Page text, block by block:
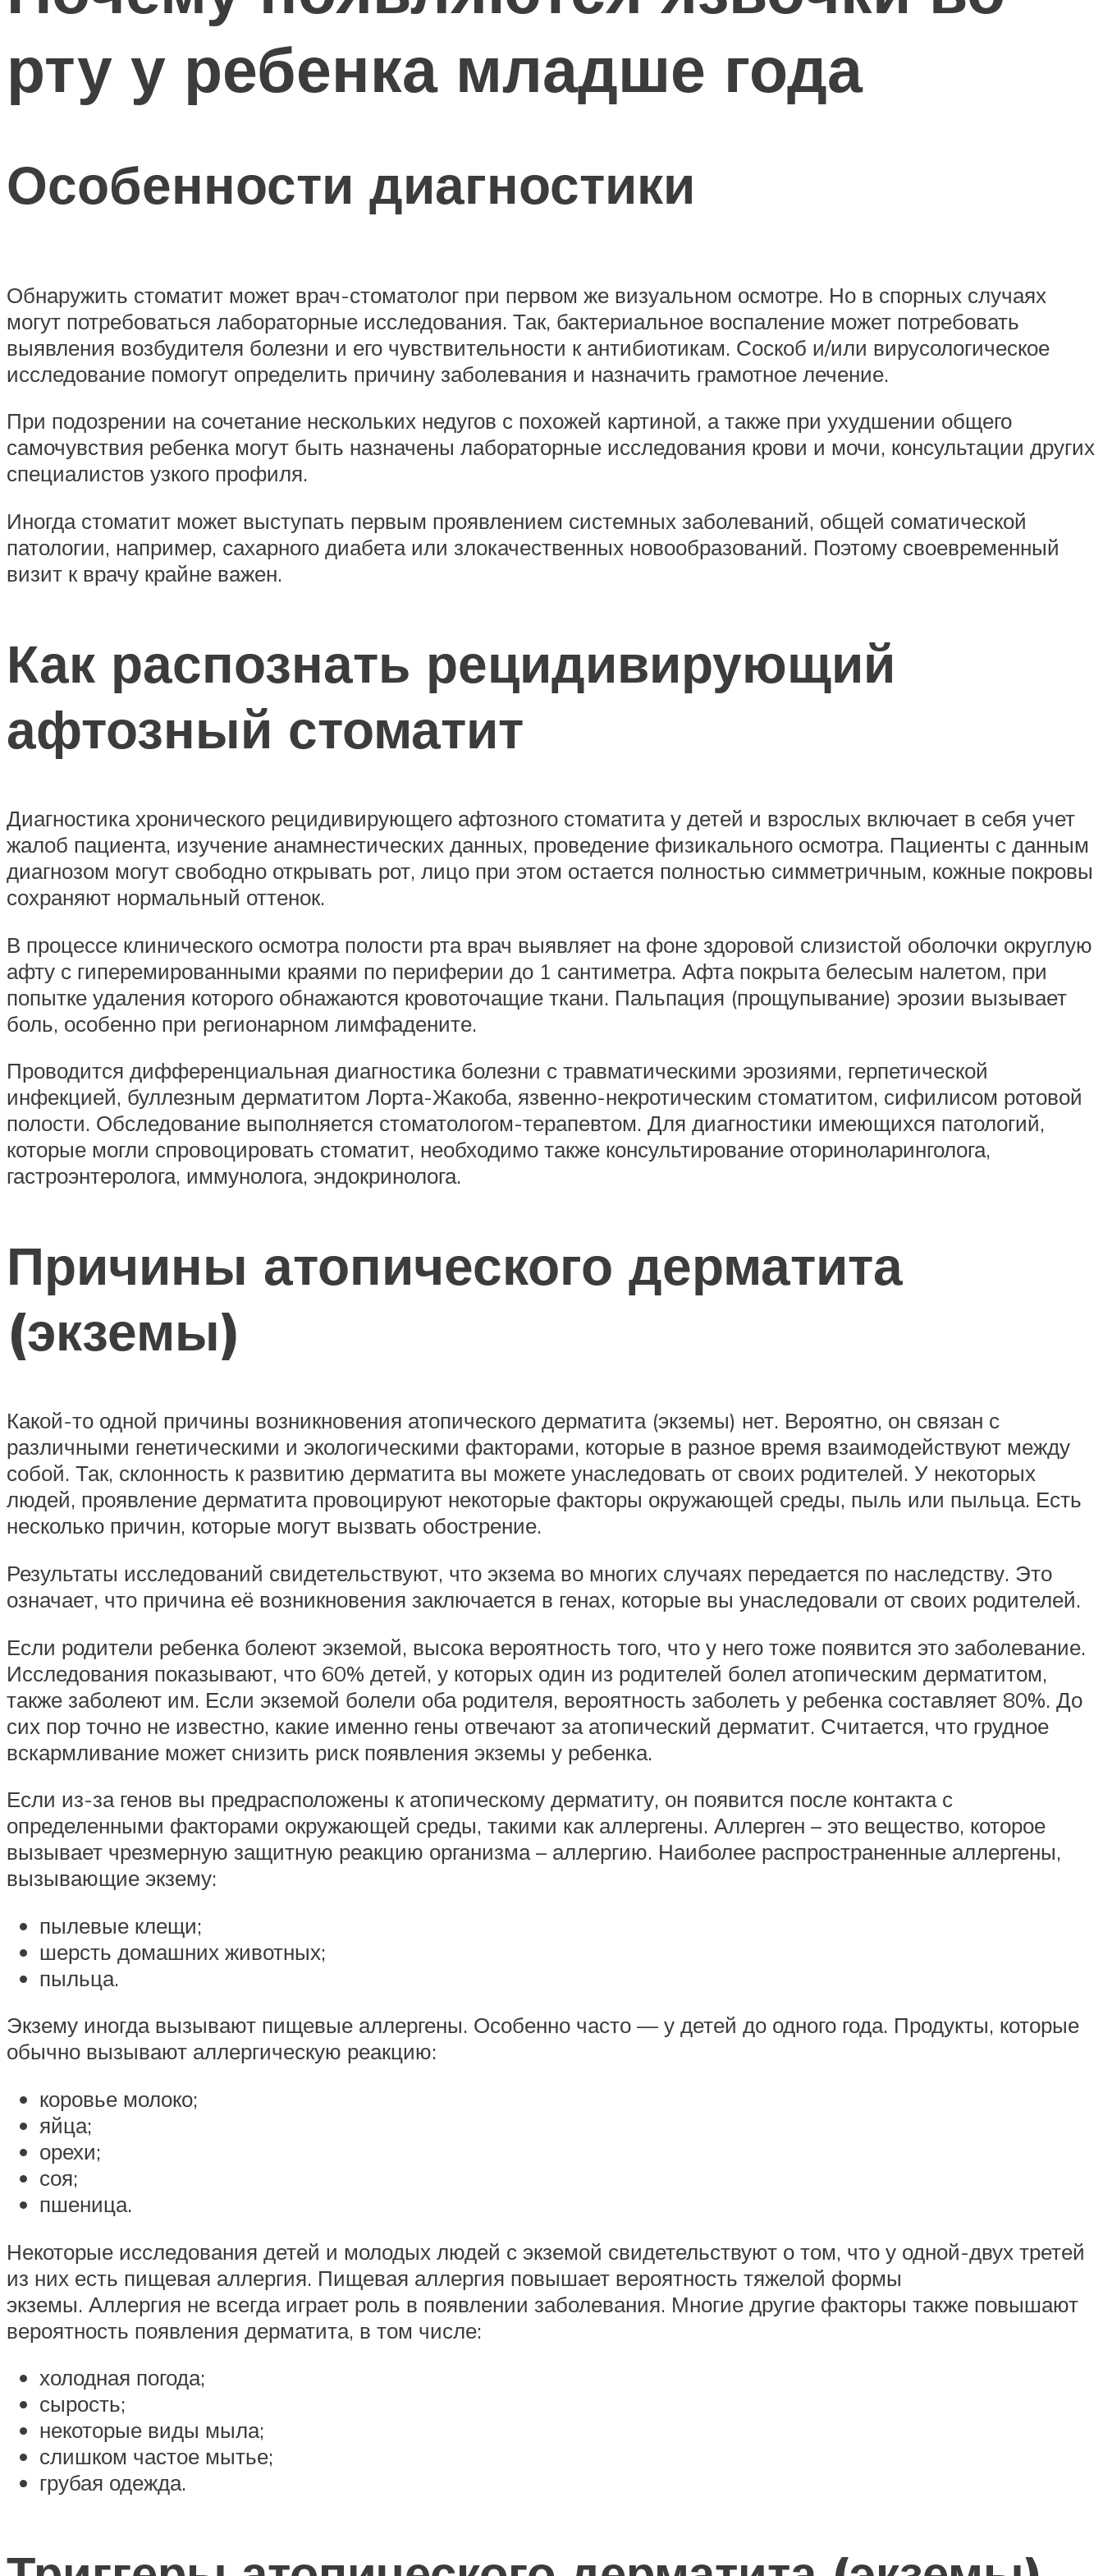
рту у ребенка младше года
Особенности диагностики
Обнаружить стоматит может врач-стоматолог при первом же визуальном осмотре. Но в спорных случаях
могут потребоваться лабораторные исследования. Так, бактериальное воспаление может потребовать
выявления возбудителя болезни и его чувствительности к антибиотикам. Соскоб и/или вирусологическое
исследование помогут определить причину заболевания и назначить грамотное лечение.
При подозрении на сочетание нескольких недугов с похожей картиной, а также при ухудшении общего
самочувствия ребенка могут быть назначены лабораторные исследования крови и мочи, консультации других
специалистов узкого профиля.
Иногда стоматит может выступать первым проявлением системных заболеваний, общей соматической
патологии, например, сахарного диабета или злокачественных новообразований. Поэтому своевременный
визит к врачу крайне важен.
Как распознать рецидивирующий
афтозный стоматит
Диагностика хронического рецидивирующего афтозного стоматита у детей и взрослых включает в себя учет
жалоб пациента, изучение анамнестических данных, проведение физикального осмотра. Пациенты с данным
диагнозом могут свободно открывать рот, лицо при этом остается полностью симметричным, кожные покровы
сохраняют нормальный оттенок.
В процессе клинического осмотра полости рта врач выявляет на фоне здоровой слизистой оболочки округлую
афту с гиперемированными краями по периферии до 1 сантиметра. Афта покрыта белесым налетом, при
попытке удаления которого обнажаются кровоточащие ткани. Пальпация (прощупывание) эрозии вызывает
боль, особенно при регионарном лимфадените.
Проводится дифференциальная диагностика болезни с травматическими эрозиями, герпетической
инфекцией, буллезным дерматитом Лорта-Жакоба, язвенно-некротическим стоматитом, сифилисом ротовой
полости. Обследование выполняется стоматологом-терапевтом. Для диагностики имеющихся патологий,
которые могли спровоцировать стоматит, необходимо также консультирование оториноларинголога,
гастроэнтеролога, иммунолога, эндокринолога.
Причины атопического дерматита
(экземы)
Какой-то одной причины возникновения атопического дерматита (экземы) нет. Вероятно, он связан с
различными генетическими и экологическими факторами, которые в разное время взаимодействуют между
собой. Так, склонность к развитию дерматита вы можете унаследовать от своих родителей. У некоторых
людей, проявление дерматита провоцируют некоторые факторы окружающей среды, пыль или пыльца. Есть
несколько причин, которые могут вызвать обострение.
Результаты исследований свидетельствуют, что экзема во многих случаях передается по наследству. Это
означает, что причина её возникновения заключается в генах, которые вы унаследовали от своих родителей.
Если родители ребенка болеют экземой, высока вероятность того, что у него тоже появится это заболевание.
Исследования показывают, что 60% детей, у которых один из родителей болел атопическим дерматитом,
также заболеют им. Если экземой болели оба родителя, вероятность заболеть у ребенка составляет 80%. До
сих пор точно не известно, какие именно гены отвечают за атопический дерматит. Считается, что грудное
вскармливание может снизить риск появления экземы у ребенка.
Если из-за генов вы предрасположены к атопическому дерматиту, он появится после контакта с
определенными факторами окружающей среды, такими как аллергены. Аллерген – это вещество, которое
вызывает чрезмерную защитную реакцию организма – аллергию. Наиболее распространенные аллергены,
вызывающие экзему:
пылевые клещи;
шерсть домашних животных;
пыльца.
Экзему иногда вызывают пищевые аллергены. Особенно часто — у детей до одного года. Продукты, которые
обычно вызывают аллергическую реакцию:
коровье молоко;
яйца;
орехи;
соя;
пшеница.
Некоторые исследования детей и молодых людей с экземой свидетельствуют о том, что у одной-двух третей
из них есть пищевая аллергия. Пищевая аллергия повышает вероятность тяжелой формы
экземы. Аллергия не всегда играет роль в появлении заболевания. Многие другие факторы также повышают
вероятность появления дерматита, в том числе:
холодная погода;
сырость;
некоторые виды мыла;
слишком частое мытье;
грубая одежда.